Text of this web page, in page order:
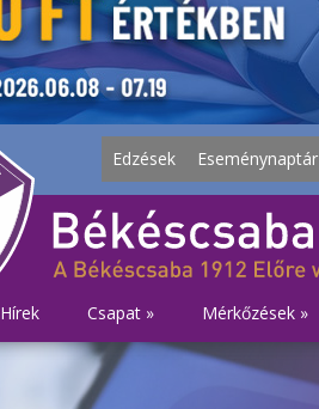
Edzések Eseménynaptár
Hírek Csapat » Mérkőzések »